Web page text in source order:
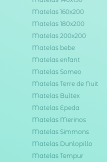
Matelas 160x200
Matelas 180x200
Matelas 200x200
Matelas bebe
Matelas enfant
Matelas Someo
Matelas Terre de Nuit
Matelas Bultex
Matelas Epeda
Matelas Merinos
Matelas Simmons
Matelas Dunlopillo
Matelas Tempur